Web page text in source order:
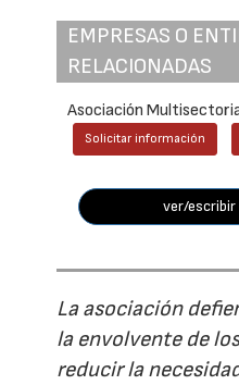
EMPRESAS O
RELACIONADAS
Asociación
Solicitar información
ver/
La asociación
la envolvente de
reducir la